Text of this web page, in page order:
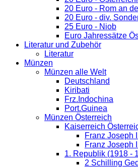
20 Euro - Rom an
20 Euro - div.
25 Euro - Niob
Euro Jahressätze
Literatur und Zubehör
Literatur
Münzen
Münzen alle Welt
Deutschland
Kiribati
Frz.Indochina
Port.Guinea
Münzen Österreich
Kaiserreich
Franz Joseph
Franz Joseph
1. Republik (1918 -
2 Schilling